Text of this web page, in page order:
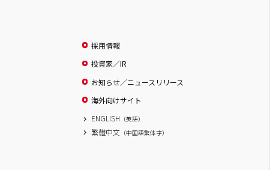
採用情報
投資家／IR
お知らせ／ニュースリリース
海外向けサイト
ENGLISH （英語）
繁體中文 （中国語繁体字）